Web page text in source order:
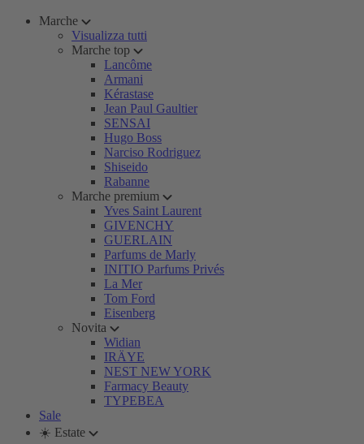
Marche
Visualizza tutti
Marche top
Lancôme
Armani
Kérastase
Jean Paul Gaultier
SENSAI
Hugo Boss
Narciso Rodriguez
Shiseido
Rabanne
Marche premium
Yves Saint Laurent
GIVENCHY
GUERLAIN
Parfums de Marly
INITIO Parfums Privés
La Mer
Tom Ford
Eisenberg
Novita
Widian
IRÄYE
NEST NEW YORK
Farmacy Beauty
TYPEBEA
Sale
☀️ Estate